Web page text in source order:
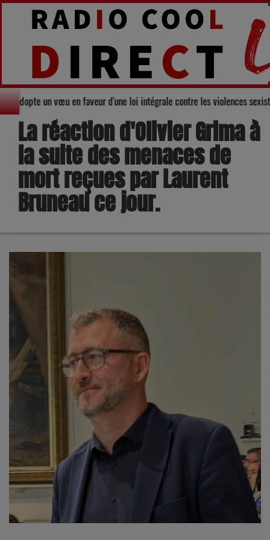
du Gers adopte un vœu en faveur d'une loi intégrale contre les
La réaction d'Olivier Grima à
la suite des menaces de
mort reçues par Laurent
Bruneau ce jour.